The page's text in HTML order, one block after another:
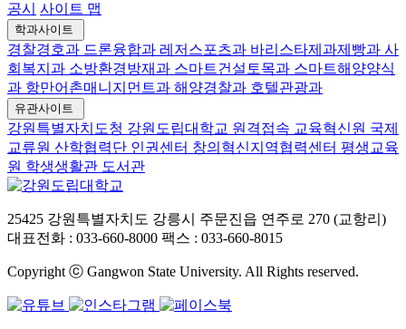
공시 사이트 맵
학과사이트
경찰경호과 드론융합과 레저스포츠과 바리스타제과제빵과 사
회복지과 소방환경방재과 스마트건설토목과 스마트해양양식
과 항만어촌매니지먼트과 해양경찰과 호텔관광과
유관사이트
강원특별자치도청 강원도립대학교 원격접속 교육혁신원 국제
교류원 산학협력단 인권센터 창의혁신지역협력센터 평생교육
원 학생생활관 도서관
25425 강원특별자치도 강릉시 주문진읍 연주로 270 (교항리)
대표전화 : 033-660-8000 팩스 : 033-660-8015
Copyright ⓒ Gangwon State University. All Rights reserved.